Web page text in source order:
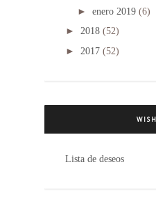
► enero 2019 (6)
► 2018 (52)
► 2017 (52)
Lista de deseos